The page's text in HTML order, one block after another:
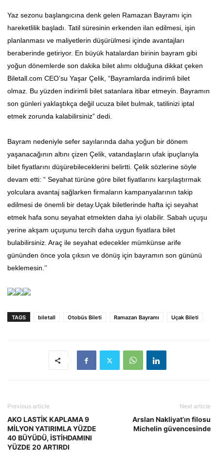
Yaz sezonu başlangıcına denk gelen Ramazan Bayramı için
hareketlilik başladı. Tatil süresinin erkenden ilan edilmesi, işin
planlanması ve maliyetlerin düşürülmesi içinde avantajları
beraberinde getiriyor. En büyük hatalardan birinin bayram gibi
yoğun dönemlerde son dakika bilet alımı olduğuna dikkat çeken
Biletall.com CEO’su Yaşar Çelik, “Bayramlarda indirimli bilet
olmaz. Bu yüzden indirimli bilet satanlara itibar etmeyin. Bayramın
son günleri yaklaştıkça değil ucuza bilet bulmak, tatilinizi iptal
etmek zorunda kalabilirsiniz” dedi.
Bayram nedeniyle sefer sayılarında daha yoğun bir dönem
yaşanacağının altını çizen Çelik, vatandaşların ufak ipuçlarıyla
bilet fiyatlarını düşürebileceklerini belirtti. Çelik sözlerine söyle
devam etti: “ Seyahat türüne göre bilet fiyatlarını karşılaştırmak
yolculara avantaj sağlarken firmaların kampanyalarının takip
edilmesi de önemli bir detay.Uçak biletlerinde hafta içi seyahat
etmek hafa sonu seyahat etmekten daha iyi olabilir. Sabah uçuşu
yerine akşam uçuşunu tercih daha uygun fiyatlara bilet
bulabilirsiniz. Araç ile seyahat edecekler mümkünse arife
gününden önce yola çıksın ve dönüş için bayramın son gününü
beklemesin.’’
TAGS biletall Otobüs Bileti Ramazan Bayramı Uçak Bileti
Previous article
AKO LASTİK KAPLAMA 9
MİLYON YATIRIMLA YÜZDE
40 BÜYÜDÜ, İSTİHDAMINI
YÜZDE 20 ARTIRDI
Next article
Arslan Nakliyat’ın filosu
Michelin güvencesinde